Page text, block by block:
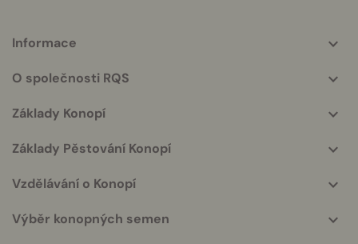
More
info
Informace
O společnosti RQS
Základy Konopí
Základy Pěstování Konopí
Vzdělávání o Konopí
Výběr konopných semen